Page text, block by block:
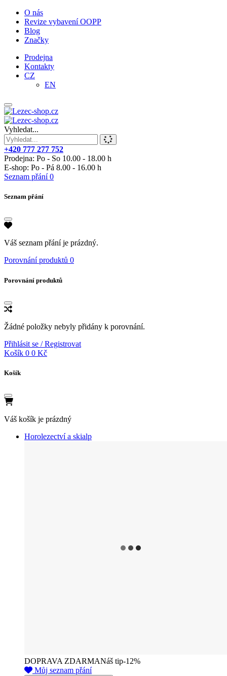
O nás
Revize vybavení OOPP
Blog
Značky
Prodejna
Kontakty
CZ
EN
Vyhledat...
+420 777 277 752
Prodejna: Po - So 10.00 - 18.00 h
E-shop: Po - Pá 8.00 - 16.00 h
Seznam přání 0
Seznam přání
Váš seznam přání je prázdný.
Porovnání produktů 0
Porovnání produktů
Žádné položky nebyly přidány k porovnání.
Přihlásit se / Registrovat
Košík 0 0 Kč
Košík
Váš košík je prázdný
Horolezectví a skialp
DOPRAVA ZDARMANáš tip-12%
Můj seznam přání